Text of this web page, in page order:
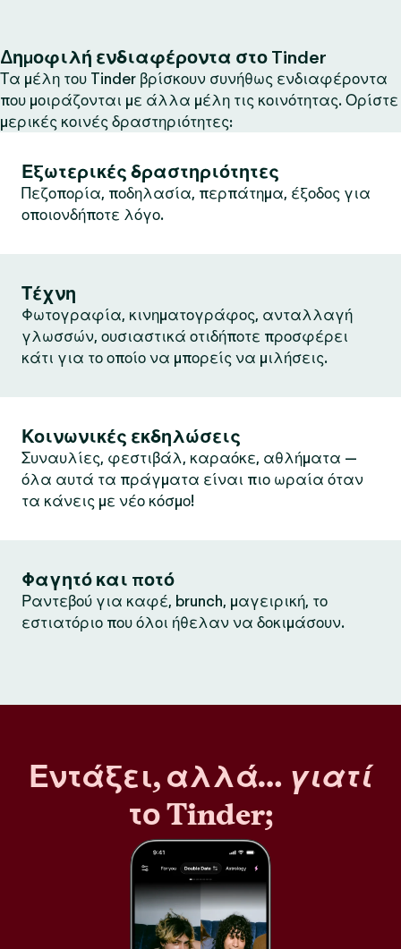
Δημοφιλή ενδιαφέροντα στο Tinder
Τα μέλη του Tinder βρίσκουν συνήθως ενδιαφέροντα
που μοιράζονται με άλλα μέλη τις κοινότητας. Ορίστε
μερικές κοινές δραστηριότητες:
Εξωτερικές δραστηριότητες
Πεζοπορία, ποδηλασία, περπάτημα, έξοδος για
οποιονδήποτε λόγο.
Τέχνη
Φωτογραφία, κινηματογράφος, ανταλλαγή
γλωσσών, ουσιαστικά οτιδήποτε προσφέρει
κάτι για το οποίο να μπορείς να μιλήσεις.
Κοινωνικές εκδηλώσεις
Συναυλίες, φεστιβάλ, καραόκε, αθλήματα —
όλα αυτά τα πράγματα είναι πιο ωραία όταν
τα κάνεις με νέο κόσμο!
Φαγητό και ποτό
Ραντεβού για καφέ, brunch, μαγειρική, το
εστιατόριο που όλοι ήθελαν να δοκιμάσουν.
Εντάξει, αλλά… γιατί
το Tinder;